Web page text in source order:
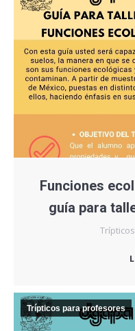
Funciones
guía para
Trípticos para profesores